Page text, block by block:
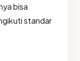
bisa
standar